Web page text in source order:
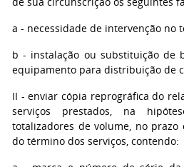
a - necessidade de intervenção no
b - instalação ou substituição de
equipamento para distribuição de
II - enviar cópia reprográfica do
serviços prestados, na
totalizadores de volume, no prazo
do término dos serviços, contendo: